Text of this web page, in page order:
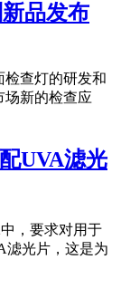
品发布
检查灯的研发和
场新的检查应
UVA滤光
，要求对用于
滤光片，这是为